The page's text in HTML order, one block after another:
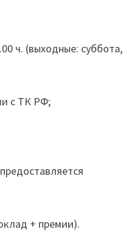
ч. (выходные: суббота,
с ТК РФ;
+ премии).